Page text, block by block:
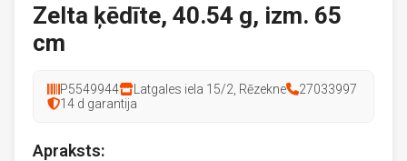
Zelta ķēdīte, 40.54 g, izm. 65
cm
P5549944 Latgales iela 15/2, Rēzekne
27033997
14 d garantija
Apraksts: